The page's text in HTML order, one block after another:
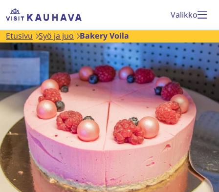
Siirry
Etusivu
Valikko
Etusivu Syö ja juo Bakery Voila